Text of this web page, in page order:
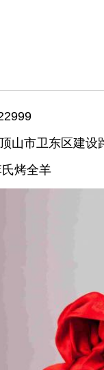
山市卫东区建
烤全羊